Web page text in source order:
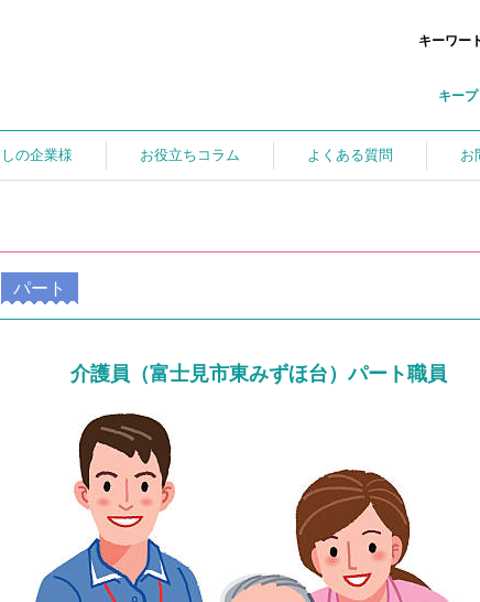
キーワー
キー
の企業様 お役立ちコラム よくある質問 お
パート
介護員（富士見市東みずほ台）パート職員